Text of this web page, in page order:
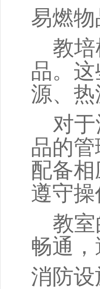
易燃物
教
品。
源、热
对
品的
配备
遵守
教
畅通
消防